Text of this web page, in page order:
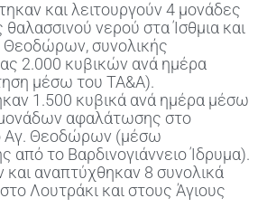
και λειτουργούν 4 μονάδες
νερού στα Ίσθμια και
Θεοδώρων, συνολικής
2.000 κυβικών ανά ημέρα
μέσω του ΤΑ&Α).
1.500 κυβικά ανά ημέρα μέσω
αφαλάτωσης στο
Αγ. Θεοδώρων (μέσω
από το Βαρδινογιάννειο Ίδρυμα).
και αναπτύχθηκαν 8 συνολικά
Λουτράκι και στους Άγιους